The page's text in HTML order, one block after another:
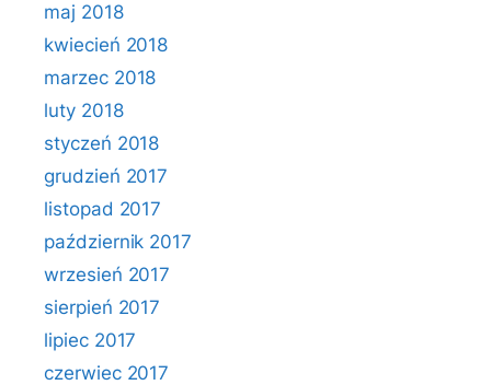
maj 2018
kwiecień 2018
marzec 2018
luty 2018
styczeń 2018
grudzień 2017
listopad 2017
październik 2017
wrzesień 2017
sierpień 2017
lipiec 2017
czerwiec 2017